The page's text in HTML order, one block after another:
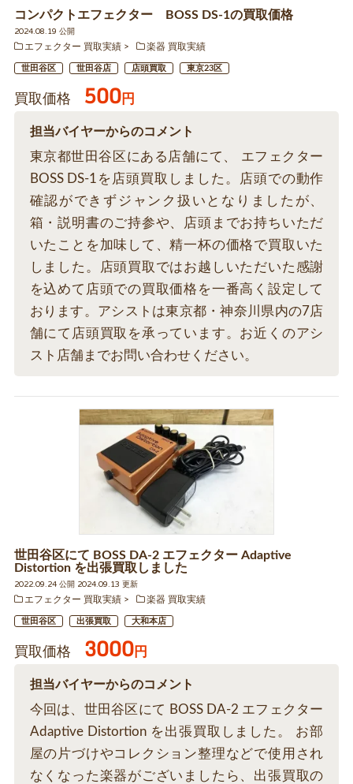
コンパクトエフェクター BOSS DS-1の買取価格
2024.08.19 公開
エフェクター 買取実績
楽器 買取実績
世田谷区 世田谷店 店頭買取 東京23区
買取価格 500円
担当バイヤーからのコメント
東京都世田谷区にある店舗にて、 エフェクター
BOSS DS-1を店頭買取しました。店頭での動作
確認ができずジャンク扱いとなりましたが、
箱・説明書のご持参や、店頭までお持ちいただ
いたことを加味して、精一杯の価格で買取いた
しました。店頭買取ではお越しいただいた感謝
を込めて店頭での買取価格を一番高く設定して
おります。アシストは東京都・神奈川県内の7店
舗にて店頭買取を承っています。お近くのアシ
スト店舗までお問い合わせください。
世田谷区にて BOSS DA-2 エフェクター Adaptive
Distortion を出張買取しました
2022.09.24 公開 2024.09.13 更新
エフェクター 買取実績
楽器 買取実績
世田谷区 出張買取 大和本店
買取価格 3000円
担当バイヤーからのコメント
今回は、世田谷区にて BOSS DA-2 エフェクター
Adaptive Distortion を出張買取しました。 お部
屋の片づけやコレクション整理などで使用され
なくなった楽器がございましたら、出張買取の